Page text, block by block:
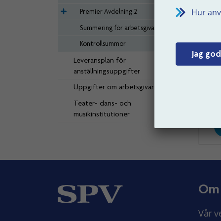
Hur
Jag
Premier Avdelning 2
Summering för arbetsgivare
Kontrollsummor
Leveransplan för
anställningsuppgifter
Uppgifter om arbetsgivare
Teater- dans- och
musikinstitutioner
2022-
Om
Vår